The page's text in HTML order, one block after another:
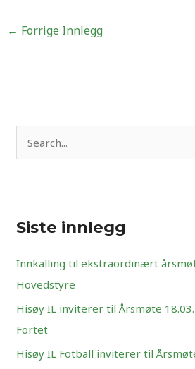
← Forrige Innlegg
t
:
Siste innlegg
Innkalling til ekstraordinært
Hovedstyre
Hisøy IL inviterer til Årsmøte
Fortet
Hisøy IL Fotball inviterer til